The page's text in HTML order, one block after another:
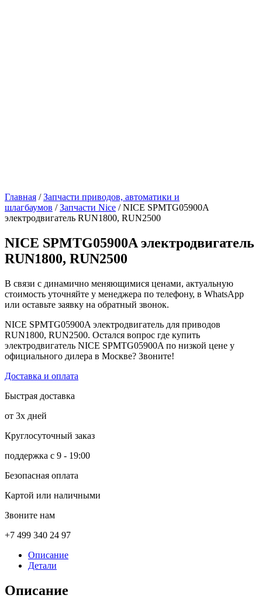
Главная /Запчасти приводов, автоматики и
шлагбаумов /Запчасти Nice / NICE SPMTG05900A
электродвигатель RUN1800, RUN2500
NICE SPMTG05900A электродвигатель
RUN1800, RUN2500
В связи с динамично меняющимися ценами, актуальную
стоимость уточняйте у менеджера по телефону, в WhatsApp
или оставьте заявку на обратный звонок.
NICE SPMTG05900A электродвигатель для приводов
RUN1800, RUN2500. Остался вопрос где купить
электродвигатель NICE SPMTG05900A по низкой цене у
официального дилера в Москве? Звоните!
Доставка и оплата
Быстрая доставка
от 3х дней
Круглосуточный заказ
поддержка с 9 - 19:00
Безопасная оплата
Картой или наличными
Звоните нам
+7 499 340 24 97
Описание
Детали
Описание